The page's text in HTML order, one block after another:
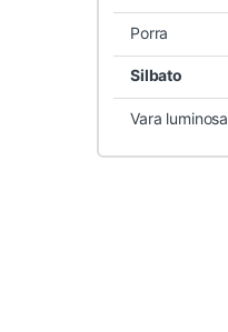
Porra
Silbato
Vara luminosa